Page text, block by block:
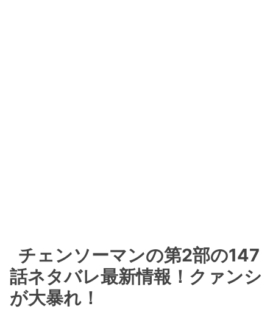
チェンソーマンの第2部の147
話ネタバレ最新情報！クァンシ
が大暴れ！